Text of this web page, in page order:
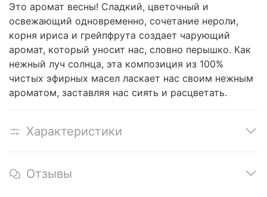
Это аромат весны! Сладкий, цветочный и
освежающий одновременно, сочетание нероли,
корня ириса и грейпфрута создает чарующий
аромат, который уносит нас, словно перышко. Как
нежный луч солнца, эта композиция из 100%
чистых эфирных масел ласкает нас своим нежным
ароматом, заставляя нас сиять и расцветать.
Характеристики
Отзывы